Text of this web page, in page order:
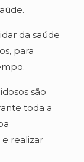
da saúde
para
são
toda a
e realizar